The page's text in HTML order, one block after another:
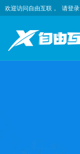
欢迎访问自由互联， 请登录